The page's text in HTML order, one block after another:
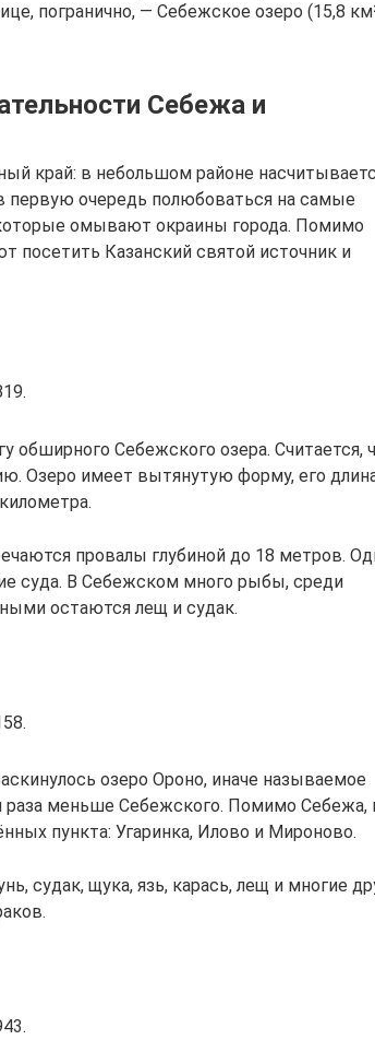
погранично, — Себежское озеро (15,8
Себежа и
край: в небольшом районе
первую очередь полюбоваться на самые
омывают окраины города. Помимо
посетить Казанский святой источник и
обширного Себежского озера. Считается,
Озеро имеет вытянутую форму, его
провалы глубиной до 18 метров.
суда. В Себежском много рыбы, среди
остаются лещ и судак.
озеро Ороно, иначе называемое
раза меньше Себежского. Помимо Себежа,
пункта: Угаринка, Илово и Мироново.
судак, щука, язь, карась, лещ и многие